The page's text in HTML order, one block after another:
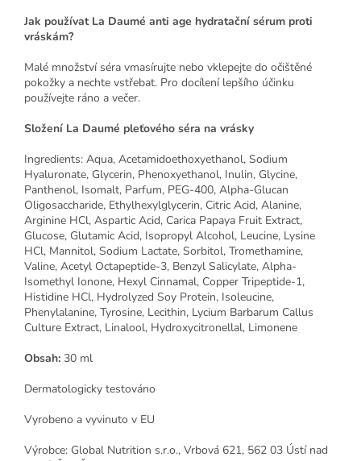
Jak používat La Daumé anti age hydratační sérum proti
vráskám?
Malé množství séra vmasírujte nebo vklepejte do očištěné
pokožky a nechte vstřebat. Pro docílení lepšího účinku
používejte ráno a večer.
Složení La Daumé pleťového séra na vrásky
Ingredients: Aqua, Acetamidoethoxyethanol, Sodium
Hyaluronate, Glycerin, Phenoxyethanol, Inulin, Glycine,
Panthenol, Isomalt, Parfum, PEG-400, Alpha-Glucan
Oligosaccharide, Ethylhexylglycerin, Citric Acid, Alanine,
Arginine HCl, Aspartic Acid, Carica Papaya Fruit Extract,
Glucose, Glutamic Acid, Isopropyl Alcohol, Leucine, Lysine
HCl, Mannitol, Sodium Lactate, Sorbitol, Tromethamine,
Valine, Acetyl Octapeptide-3, Benzyl Salicylate, Alpha-
Isomethyl Ionone, Hexyl Cinnamal, Copper Tripeptide-1,
Histidine HCl, Hydrolyzed Soy Protein, Isoleucine,
Phenylalanine, Tyrosine, Lecithin, Lycium Barbarum Callus
Culture Extract, Linalool, Hydroxycitronellal, Limonene
Obsah: 30 ml
Dermatologicky testováno
Vyrobeno a vyvinuto v EU
Výrobce: Global Nutrition s.r.o., Vrbová 621, 562 03 Ústí nad